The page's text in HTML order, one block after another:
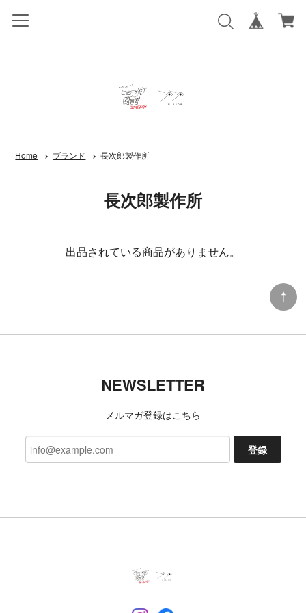
CONTACT
Home ブランド 長次郎製作所
長次郎製作所
出品されている商品がありません。
NEWSLETTER
メルマガ登録はこちら
登録